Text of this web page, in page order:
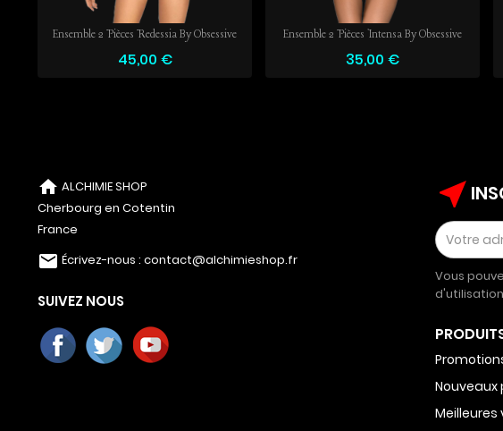
Ensemble 2 Pièces Redessia By Obsessive
45,00 €
Ensemble 2 Pièces Intensa By Obsessive
35,00 €
home ALCHIMIE SHOP
Cherbourg en Cotentin
France
email Écrivez-nous : contact@alchimieshop.fr
SUIVEZ NOUS
near_me
Vous
Nouveaux
Meilleures